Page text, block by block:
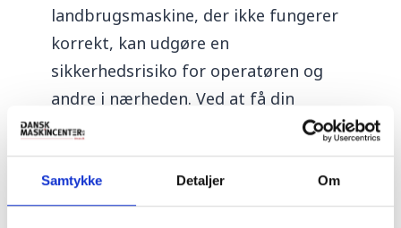
Samtykke Detaljer Om
landbrugsmaskine, der ikke fungerer
korrekt, kan udgøre en
sikkerhedsrisiko for operatøren og
andre i nærheden. Ved at få din
maskine serviceret på et værksted, vil
teknikerne undersøge og teste alle
sikkerhedsfunktioner og sikre, at din
maskine opfylder alle